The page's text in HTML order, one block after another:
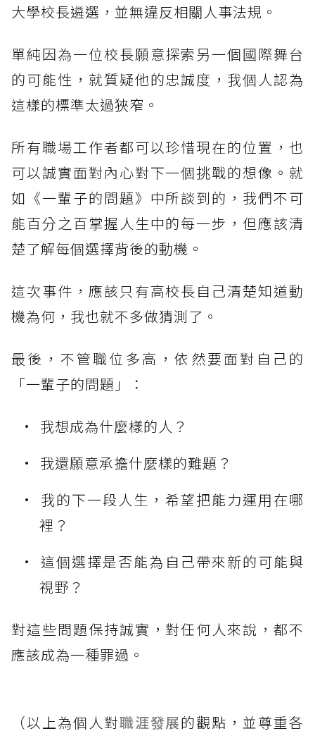
大學校長遴選，並無違反相關人事法規。
單純因為一位校長願意探索另一個國際舞台
的可能性，就質疑他的忠誠度，我個人認為
這樣的標準太過狹窄。
所有職場工作者都可以珍惜現在的位置，也
可以誠實面對內心對下一個挑戰的想像。就
如《一輩子的問題》中所談到的，我們不可
能百分之百掌握人生中的每一步，但應該清
楚了解每個選擇背後的動機。
這次事件，應該只有高校長自己清楚知道動
機為何，我也就不多做猜測了。
最後，不管職位多高，依然要面對自己的
「一輩子的問題」：
我想成為什麼樣的人？
我還願意承擔什麼樣的難題？
我的下一段人生，希望把能力運用在哪
裡？
這個選擇是否能為自己帶來新的可能與
視野？
對這些問題保持誠實，對任何人來說，都不
應該成為一種罪過。
（以上為個人對職涯發展的觀點，並尊重各